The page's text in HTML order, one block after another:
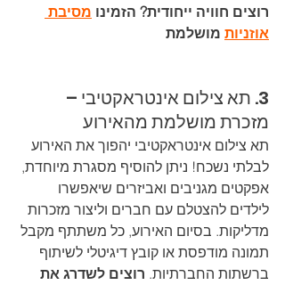
רוצים חוויה ייחודית? הזמינו מסיבת
אוזניות מושלמת
3. תא צילום אינטראקטיבי –
מזכרת מושלמת מהאירוע
תא צילום אינטראקטיבי יהפוך את האירוע
לבלתי נשכח! ניתן להוסיף מסגרת מיוחדת,
אפקטים מגניבים ואביזרים שיאפשרו
לילדים להצטלם עם חברים וליצור מזכרות
מדליקות. בסיום האירוע, כל משתתף מקבל
תמונה מודפסת או קובץ דיגיטלי לשיתוף
ברשתות החברתיות. רוצים לשדרג את